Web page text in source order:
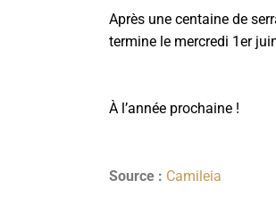
Après une centaine de
termine le mercredi 1er
À l’année prochaine !
Source : Camileia